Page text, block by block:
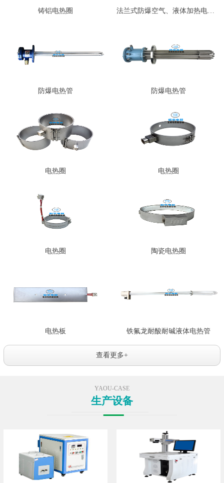
铸铝电热圈 法兰式防爆空气、液体加热电热管…
防爆电热管 防爆电热管
电热圈 电热圈
电热圈 陶瓷电热圈
电热板 铁氟龙耐酸耐碱液体电热管
查看更多+
YAOU-CASE
生产设备